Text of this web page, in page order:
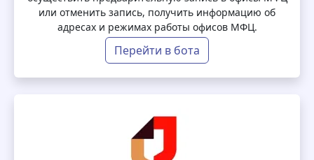
или отменить запись, получить информацию об
адресах и режимах работы офисов МФЦ.
Перейти в бота